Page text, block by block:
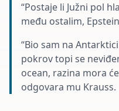
“Postaje li Južni pol
među ostalim,
“Bio sam na
pokrov topi se
ocean, razina mora
odgovara mu Krauss.